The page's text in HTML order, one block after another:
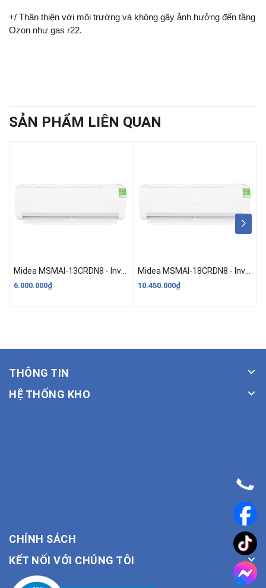
+/ Thân thiện với môi trường và không gây ảnh hưởng đến tầng
Ozon như gas r22.
SẢN PHẨM LIÊN QUAN
6.000.000₫ 10.450.000₫
THÔNG TIN
HỆ THỐNG KHO
CHÍNH SÁCH
KẾT NỐI VỚI CHÚNG TÔI